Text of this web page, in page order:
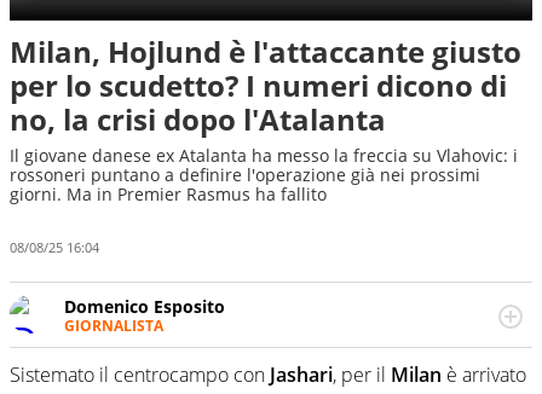
Milan, Hojlund è l'attaccante giusto
per lo scudetto? I numeri dicono di
no, la crisi dopo l'Atalanta
Il giovane danese ex Atalanta ha messo la freccia su Vlahovic: i
rossoneri puntano a definire l'operazione già nei prossimi
giorni. Ma in Premier Rasmus ha fallito
08/08/25 16:04
Domenico Esposito
GIORNALISTA
Da vent’anni in campo e sul campo per vivere ogni evento
in tutte le sue sfaccettature. Passione smisurata per il
Sistemato il centrocampo con Jashari, per il Milan è arrivato